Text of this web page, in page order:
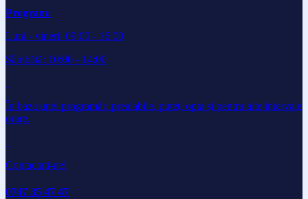
Program:
Luni - vineri: 09:00 - 16:00
Sâmbătă: 10:00 - 14:00
În baza unei programări prealabile, puteți opta și pentru alte intervale
orare.
Contactati-ne!
0747 35 47 47